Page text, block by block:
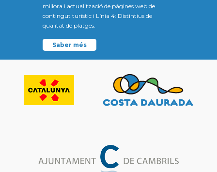
millora i actualització de pàgines web de
contingut turístic i Línia 4: Distintius de
qualitat de platges.
Saber més